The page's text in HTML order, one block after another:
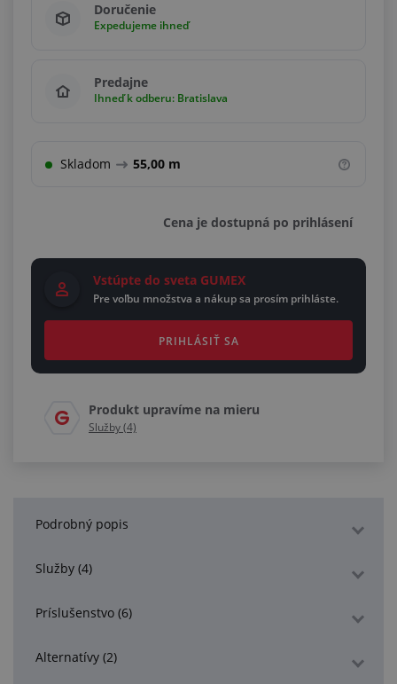
Doručenie
Expedujeme ihneď
Predajne
Ihneď k odberu: Bratislava
Skladom 55,00 m
Cena je dostupná po prihlásení
Vstúpte do sveta GUMEX
Pre voľbu množstva a nákup sa prosím prihláste.
PRIHLÁSIŤ SA
Produkt upravíme na mieru
Služby (4)
Podrobný popis
Služby (4)
Príslušenstvo (6)
Alternatívy (2)